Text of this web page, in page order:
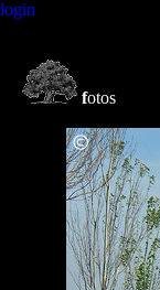
login
fotos